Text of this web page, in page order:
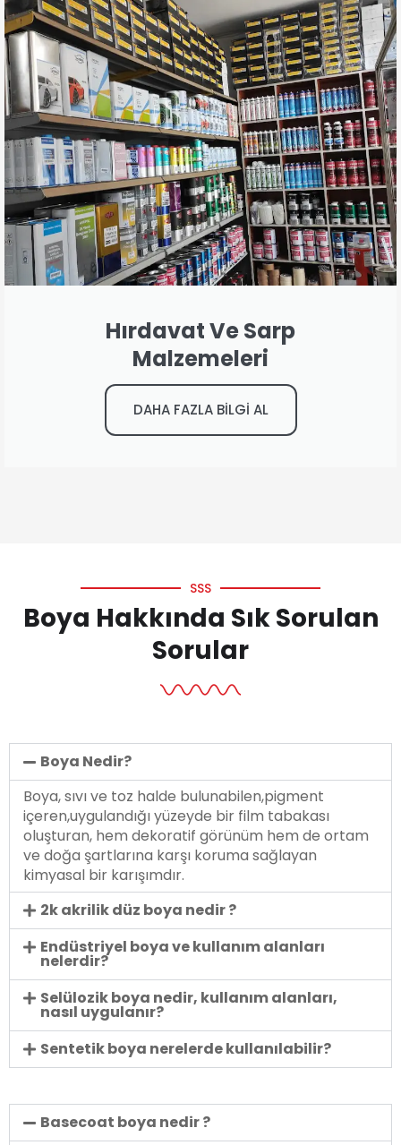
Hırdavat Ve Sarp
Malzemeleri
DAHA FAZLA BİLGİ AL
SSS
Boya Hakkında Sık Sorulan
Sorular
Boya Nedir?
Boya, sıvı ve toz halde bulunabilen,pigment
içeren,uygulandığı yüzeyde bir film tabakası
oluşturan, hem dekoratif görünüm hem de ortam
ve doğa şartlarına karşı koruma sağlayan
kimyasal bir karışımdır.
2k akrilik düz boya nedir ?
Endüstriyel boya ve kullanım alanları
nelerdir?
Selülozik boya nedir, kullanım alanları,
nasıl uygulanır?
Sentetik boya nerelerde kullanılabilir?
Basecoat boya nedir ?